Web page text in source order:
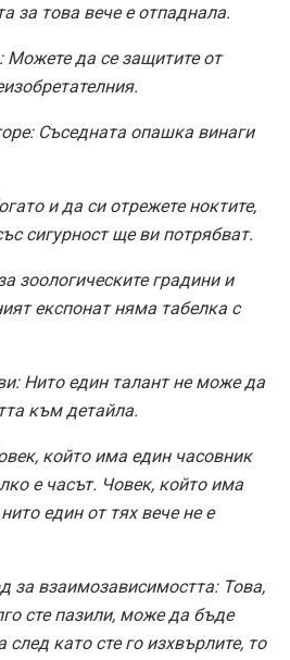
за това вече е отпаднала.
Можете да се защитите от
Съседната опашка винаги
и да си отрежете ноктите,
сигурност ще ви потрябват.
зоологическите градини и
експонат няма табелка с
Нито един талант не може да
към детайла.
който има един часовник
е часът. Човек, който има
един от тях вече не е
за взаимозависимостта: Това,
сте пазили, може да бъде
като сте го изхвърлите, то